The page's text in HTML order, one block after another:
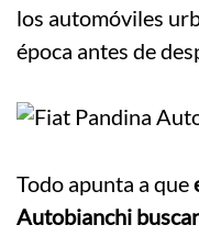
los automóviles
época antes de
Todo apunta a que
Autobianchi